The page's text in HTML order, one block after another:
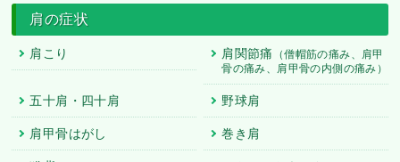
肩の症状
肩こり 肩関節痛
（僧帽筋の痛み、肩甲
骨の痛み、肩甲骨の内側の痛み）
五十肩・四十肩 野球肩
肩甲骨はがし 巻き肩